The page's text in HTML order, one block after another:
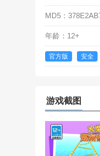
MD5：
年龄：12+
官方版 安全
游戏截图